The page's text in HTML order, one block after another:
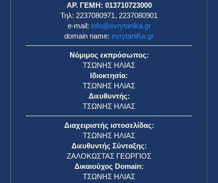
ΑΡ. ΓΕΜΗ: 013710723000
Τηλ: 2237080971, 2237080901
e-mail: info@evrytanika.gr
domain name: evrytaniKa.gr
Νόμιμος εκπρόσωπος:
ΤΣΩΝΗΣ ΗΛΙΑΣ
Ιδιοκτησία:
ΤΣΩΝΗΣ ΗΛΙΑΣ
Διευθυντής:
ΤΣΩΝΗΣ ΗΛΙΑΣ
Διαχειριστής ιστοσελίδας:
ΤΣΩΝΗΣ ΗΛΙΑΣ
Διευθυντής Σύνταξης:
ΖΑΛΟΚΩΣΤΑΣ ΓΕΩΡΓΙΟΣ
Δικαιούχος Domain:
ΤΣΩΝΗΣ ΗΛΙΑΣ